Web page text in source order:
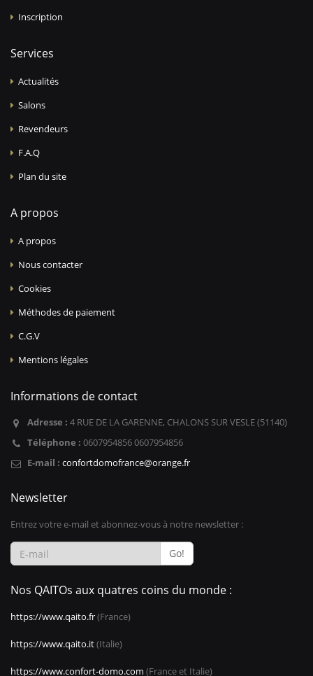
Inscription
Services
Actualités
Salons
Revendeurs
F.A.Q
Plan du site
A propos
A propos
Nous contacter
Cookies
Méthodes de paiement
C.G.V
Mentions légales
Informations de contact
Adresse : 4 RUE DE LA GARENNE, CHALONS SUR VESLE (51140)
Téléphone : 0607954856 0607954856
E-mail : confortdomofrance@orange.fr
Newsletter
Entrez votre e-mail et abonnez-vous à notre newsletter :
Go!
Nos QAITOs aux quatres coins du monde :
https://www.qaito.fr(France)
https://www.qaito.it(Italie)
https://www.confort-domo.com (France et Italie)